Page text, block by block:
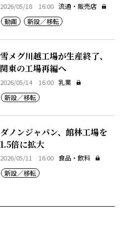
2026/05/18 16:00 流通・販売店
動画
新設／移転
雪メグ川越工場が生産終了、
関東の工場再編へ
2026/05/14 16:00 乳業
新設／移転
ダノンジャパン、館林工場を
1.5倍に拡大
2026/05/11 16:00 食品・飲料
新設／移転